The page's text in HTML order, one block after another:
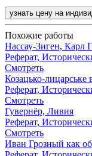
узнать цену на
Похожие работы
Нассау-Зиген, Карл
Реферат,
Смотреть
Козацько-лицарське
Реферат,
Смотреть
Гувернёр, Ливия
Реферат,
Смотреть
Иван Грозный как